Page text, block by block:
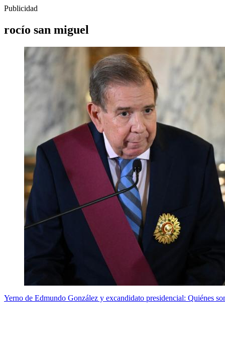
Publicidad
rocío san miguel
Yerno de Edmundo González y excandidato presidencial: Quiénes